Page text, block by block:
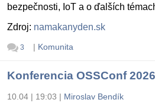
bezpečnosti, IoT a o ďalších
Zdroj: namakanyden.sk
3 | Komunita
Konferencia OSSConf 2026
10.04 | 19:03 | Miroslav Bendík